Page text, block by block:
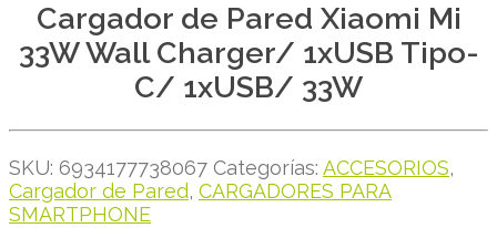
Cargador de Pared Xiaomi Mi
33W Wall Charger/ 1xUSB Tipo-
C/ 1xUSB/ 33W
SKU: 6934177738067 Categorías: ACCESORIOS,
Cargador de Pared, CARGADORES PARA
SMARTPHONE